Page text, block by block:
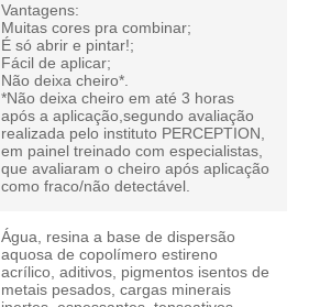
Vantagens:
Muitas cores pra combinar;
É só abrir e pintar!;
Fácil de aplicar;
Não deixa cheiro*.
*Não deixa cheiro em até 3 horas
após a aplicação,segundo avaliação
realizada pelo instituto PERCEPTION,
em painel treinado com especialistas,
que avaliaram o cheiro após aplicação
como fraco/não detectável.
Água, resina a base de dispersão
aquosa de copolímero estireno
acrílico, aditivos, pigmentos isentos de
metais pesados, cargas minerais